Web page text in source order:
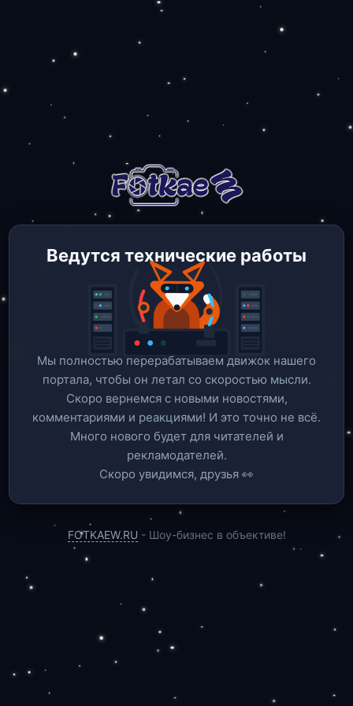
Ведутся технические работы
Мы полностью перерабатываем движок нашего
портала, чтобы он летал со скоростью мысли.
Скоро вернемся c новыми новостями,
комментариями и реакциями! И это точно не всё.
Много нового будет для читателей и
рекламодателей.
Скоро увидимся, друзья 👀
FOTKAEW.RU - Шоу-бизнес в объективе!